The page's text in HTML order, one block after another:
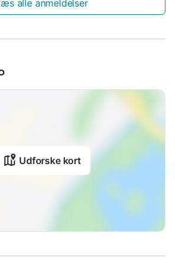
alle anmeldelser
Udforske kort